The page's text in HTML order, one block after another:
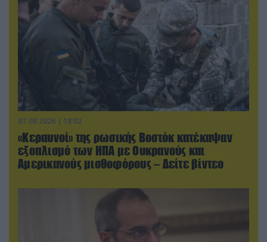
07.08.2026 | 18:02
«Κεραυνοί» της ρωσικής Βοστόκ κατέκαψαν
εξοπλισμό των ΗΠΑ με Ουκρανούς και
Αμερικανούς μισθοφόρους – Δείτε βίντεο